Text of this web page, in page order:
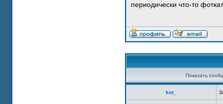
периодически что-то
Показать
kot_